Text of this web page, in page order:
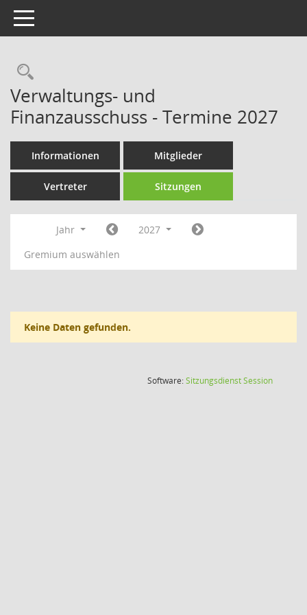
Toggle navigation
Rechercheauswahl
Verwaltungs- und
Finanzausschuss - Termine 2027
Informationen Mitglieder
Vertreter Sitzungen
Jahr
2027
Gremium auswählen
Keine Daten gefunden.
Software:SitzungsdienstSession(Wird in